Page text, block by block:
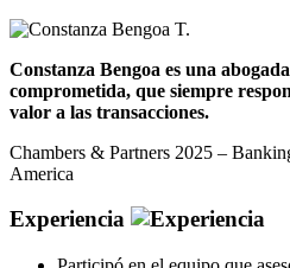
Constanza Bengoa es una
comprometida, que siempre
valor a las transacciones.
Chambers & Partners 2025 –
America
Experiencia